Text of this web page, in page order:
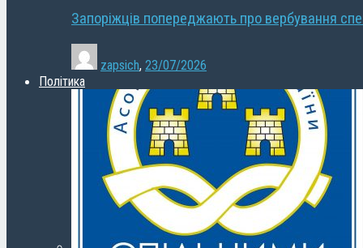
Запоріжців попереджають про вербування
zapsich, 23/07/2026
Політика